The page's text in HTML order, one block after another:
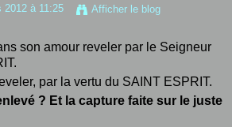
2012 à 11:25 Afficher le blog
son amour reveler par le Seigneur
par la vertu du SAINT ESPRIT.
? Et la capture faite sur le juste